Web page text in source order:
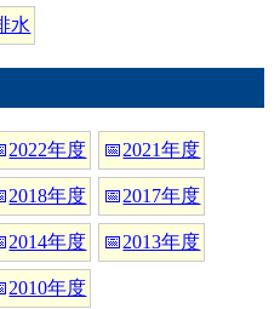
水
2022年度 📅2021年度
2018年度 📅2017年度
2014年度 📅2013年度
2010年度